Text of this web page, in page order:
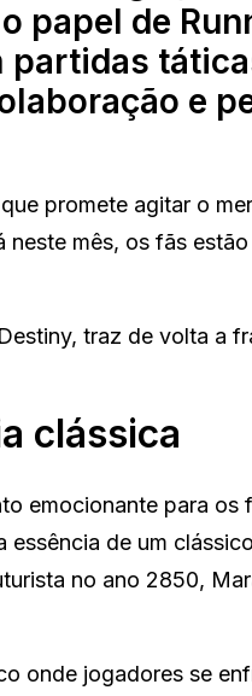
papel de
partidas
e
promete agitar o
neste mês, os fãs
traz de volta a
clássica
emocionante para
de um
no ano 2850,
onde jogadores se